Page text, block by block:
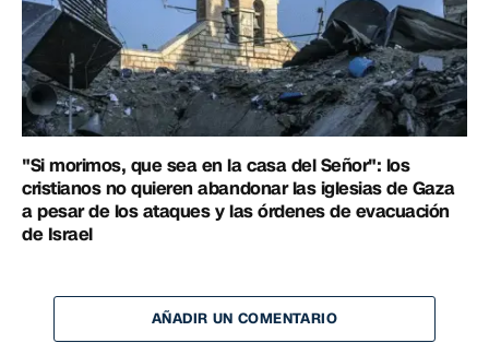
"Si morimos, que sea en la casa del Señor": los
cristianos no quieren abandonar las iglesias de Gaza
a pesar de los ataques y las órdenes de evacuación
de Israel
AÑADIR UN COMENTARIO